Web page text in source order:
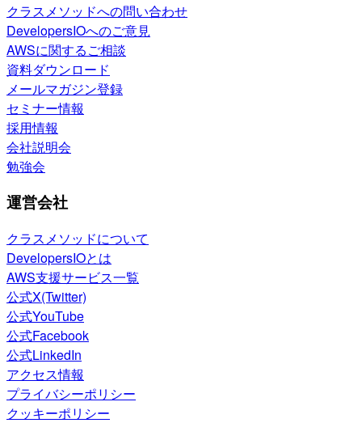
クラスメソッドへの問い合わせ
DevelopersIOへのご意見
AWSに関するご相談
資料ダウンロード
メールマガジン登録
セミナー情報
採用情報
会社説明会
勉強会
運営会社
クラスメソッドについて
DevelopersIOとは
AWS支援サービス一覧
公式X(Twitter)
公式YouTube
公式Facebook
公式LinkedIn
アクセス情報
プライバシーポリシー
クッキーポリシー